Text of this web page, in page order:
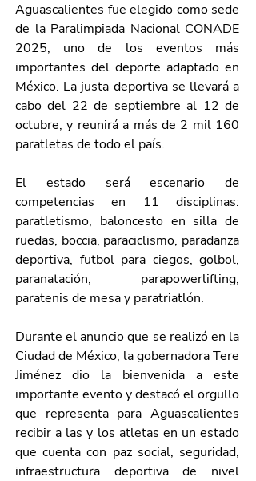
Aguascalientes fue elegido como sede
de la Paralimpiada Nacional CONADE
2025, uno de los eventos más
importantes del deporte adaptado en
México. La justa deportiva se llevará a
cabo del 22 de septiembre al 12 de
octubre, y reunirá a más de
paratletas de todo el país.
El estado será escenario de
competencias en 11 disciplinas:
paratletismo, baloncesto en silla de
ruedas, boccia, paraciclismo, paradanza
deportiva, futbol para ciegos, golbol,
paranatación, parapowerlifting,
paratenis de mesa y paratriatlón.
Durante el anuncio que se realizó en la
Ciudad de México, la gobernadora Tere
Jiménez dio la bienvenida a este
importante evento y destacó el orgullo
que representa para Aguascalientes
recibir a las y los atletas en un estado
que cuenta con paz social, seguridad,
infraestructura deportiva de nivel